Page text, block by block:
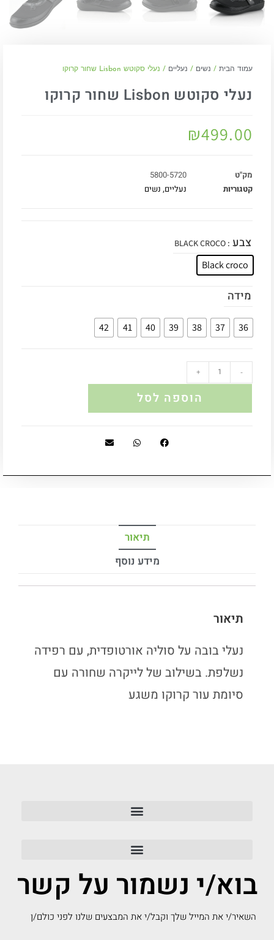
עמוד הבית / נשים / נעליים / נעלי סקוטש Lisbon שחור קרוקו
נעלי סקוטש Lisbon שחור קרוקו
₪499.00
מק"ט
5800-5720
קטגוריות
נעליים, נשים
צבע : BLACK CROCO
Black croco
מידה
36
37
38
39
40
41
42
-
+
הוספה לסל
תיאור
מידע נוסף
תיאור
נעלי בובה על סוליה אורטופדית, עם רפידה
נשלפת. בשילוב של לייקרה שחורה עם
סיומת עור קרוקו משגע
בוא/י נשמור על קשר
השאיר/י את המייל שלך וקבל/י את המבצעים שלנו לפני כולם/ן